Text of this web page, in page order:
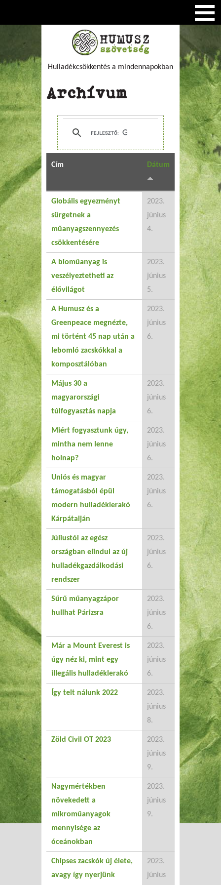
Hulladékcsökkentés a mindennapokban
Archívum
Cím Dátum
Globális egyezményt
sürgetnek a
műanyagszennyezés
csökkentésére
2023.
június
4.
A bioműanyag is
veszélyeztetheti az
élővilágot
2023.
június
5.
A Humusz és a
Greenpeace megnézte,
mi történt 45 nap után a
lebomló zacskókkal a
komposztálóban
2023.
június
6.
Május 30 a
magyarországi
túlfogyasztás napja
2023.
június
6.
Miért fogyasztunk úgy,
mintha nem lenne
holnap?
2023.
június
6.
Uniós és magyar
támogatásból épül
modern hulladéklerakó
Kárpátalján
2023.
június
6.
Júliustól az egész
országban elindul az új
hulladékgazdálkodási
rendszer
2023.
június
6.
Sűrű műanyagzápor
hullhat Párizsra
2023.
június
6.
Már a Mount Everest is
úgy néz ki, mint egy
illegális hulladéklerakó
2023.
június
6.
Így telt nálunk 2022
2023.
június
8.
Zöld Civil OT 2023
2023.
június
9.
Nagymértékben
növekedett a
mikroműanyagok
mennyisége az
óceánokban
2023.
június
9.
Chipses zacskók új élete,
avagy így nyerjünk
2023.
június